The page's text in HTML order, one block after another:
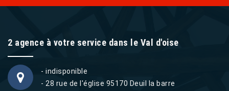
2 agence à votre service dans le Val d'oise
- indisponible
- 28 rue de l'église 95170 Deuil la barre